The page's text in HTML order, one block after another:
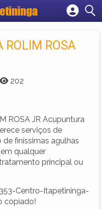
empresa
conta
ROLIM ROSA
202
ROSA JR Acupuntura
serviços de
finíssimas agulhas
qualquer
principal ou
Centro-Itapetininga-
copiado!